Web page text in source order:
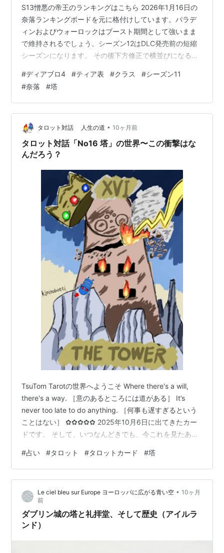
S13憎悪の帝王のランキングはこちら 2026年1月16日の
奈落ランキングボードを元に格付けしています。パラデ
ィンおよびウォーロックはブースト期間として強いまま
で維持されるでしょう。シーズン12はDLC発売前の短縮
シーズンになります。 その後下方修正で横並びになると
しまうゲームをどう楽しめるか、という感じでしょう
か。 現在本格的にプレイされている人は新拡張「憎悪の
帝王」を所持しているプレイヤーなので、必然的にパラ
ディンが上位に来ていますが、今後他のクラスも伸びて
くる可能性はあります。ただ、DLCを売るために新クラ
スの優位性を保つ必要があるため、…
#ディアブロ4 #ティア表 #クラス #シーズン11
#奈落 #塔
タロット対話 人生の道 • 10ヶ月前
タロット対話「No16 塔」の世界〜この衝撃はな
んだろう？
TsuTom Tarotの世界へようこそ Where there's a will,
there's a way. ［意のあるところには道がある］ It’s
never too late to do anything. ［何事も遅すぎるという
ことはない］ ✿✿✿✿✿ 2025年10月6日に出てきたカー
ドです。 そして、いつなんどきでも、今これを見たあな
たへのお知らせです。 どうしてもあなたに気づいてほし
いことがあるので、そんな驚天動地な出来事が起きたの
です。そうでもしないと、あなたは気づかないからで
す。 どうか目覚めてください。そのまま…
#占い #タロット #タロットカード #塔
Le ciel bleu sur Europe ヨーロッパに広がる青い空 • 10ヶ月
前
ダブリン城の塔と礼拝堂、そして歴史（アイルラ
ンド）